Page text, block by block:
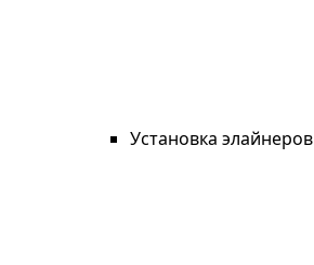
Установка элайнеров